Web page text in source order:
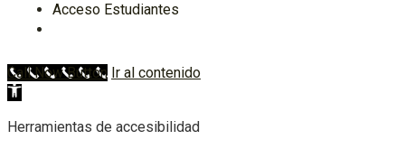
Acceso Estudiantes
Call Now Button Ir al contenido
Abrir barra de herramientas
Herramientas de accesibilidad